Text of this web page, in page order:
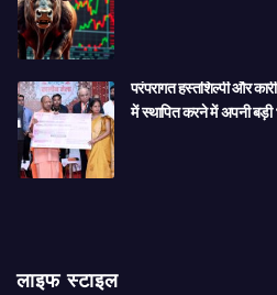
परंपरागत हस्तशिल्पी और
में स्थापित करने में अपनी बड़ी
लाइफ स्टाइल